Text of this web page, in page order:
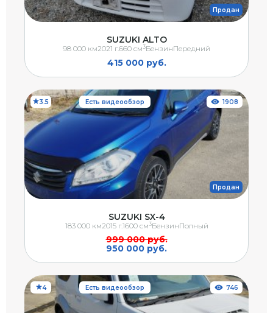
Продан
SUZUKI ALTO
415 000 руб.
98 000 км2021 г.660 см3БензинПередний
3.5 Есть видеообзор
Продан
1908
SUZUKI SX-4
999 000 руб.
950 000 руб.
183 000 км2015 г.1600 см3БензинПолный
4 Есть видеообзор 746